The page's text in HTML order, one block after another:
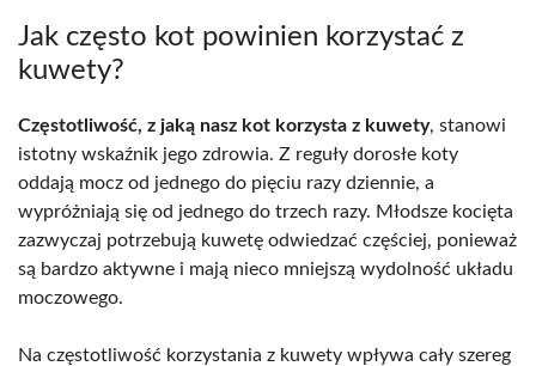
Jak często kot powinien korzystać z
kuwety?
Częstotliwość, z jaką nasz kot korzysta z kuwety, stanowi
istotny wskaźnik jego zdrowia. Z reguły dorosłe koty
oddają mocz od jednego do pięciu razy dziennie, a
wypróżniają się od jednego do trzech razy. Młodsze kocięta
zazwyczaj potrzebują kuwetę odwiedzać częściej, ponieważ
są bardzo aktywne i mają nieco mniejszą wydolność układu
moczowego.
Na częstotliwość korzystania z kuwety wpływa cały szereg